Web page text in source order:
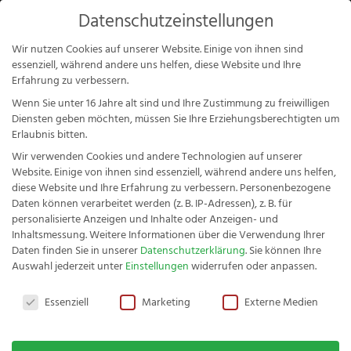
Startseite/Zubehör/Schärfen/ Fachwerk Kombi-
Abziehstein 400/1000
Fachwerk Kochmesser Profi
84,03€ + HINZUFÜGEN
Datenschutzeinstellungen
Wir nutzen Cookies auf unserer Website. Einige von ihnen sind
essenziell, während andere uns helfen, diese Website und Ihre
Erfahrung zu verbessern.
Wenn Sie unter 16 Jahre alt sind und Ihre Zustimmung zu freiwilligen
Diensten geben möchten, müssen Sie Ihre Erziehungsberechtigten um
Erlaubnis bitten.
Wir verwenden Cookies und andere Technologien auf unserer
Website. Einige von ihnen sind essenziell, während andere uns helfen,
diese Website und Ihre Erfahrung zu verbessern. Personenbezogene
Daten können verarbeitet werden (z. B. IP-Adressen), z. B. für
personalisierte Anzeigen und Inhalte oder Anzeigen- und
Inhaltsmessung.Weitere Informationen über die Verwendung Ihrer
Daten finden Sie in unserer Datenschutzerklärung. Sie können Ihre
Auswahl jederzeit unter Einstellungen widerrufen oder anpassen.
Datenschutzeinstellungen
Essenziell Marketing Externe Medien